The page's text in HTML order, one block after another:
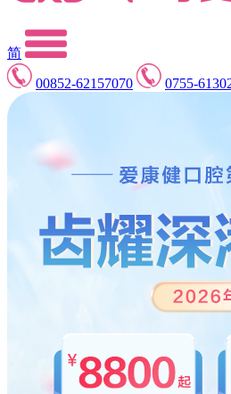
简
00852-62157070
0755-